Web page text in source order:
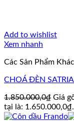
Add to wishlist
Xem nhanh
Các Sản Phẩm Khác
CHOÁ ĐÈN
1.850.000,0₫ Giá
tại là: 1.650.000,0₫.